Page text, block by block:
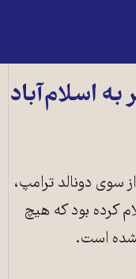
اسلام‌آباد
سوی دونالد ترامپ،
کرده بود که هیچ
نشده است.